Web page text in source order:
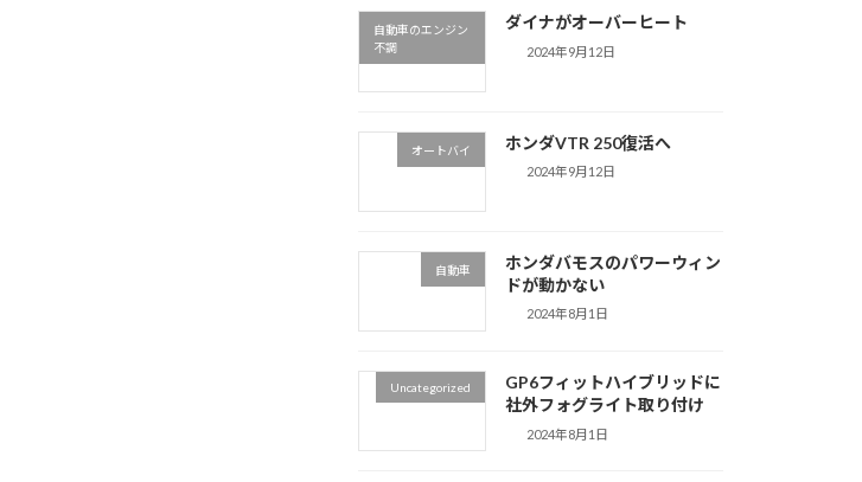
自動車のエンジン
不調
ダイナがオーバーヒート
2024年9月12日
オートバイ ホンダVTR 250復活へ
2024年9月12日
自動車
ホンダバモスのパワーウィン
ドが動かない
2024年8月1日
Uncategorized
GP6フィットハイブリッドに
社外フォグライト取り付け
2024年8月1日